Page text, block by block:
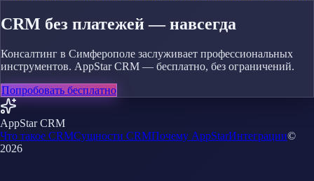
CRM без платежей — навсегда
Консалтинг в Симферополе заслуживает профессиональных
инструментов. AppStar CRM — бесплатно, без ограничений.
Попробовать бесплатно
AppStar CRM
Что такое CRMСущности CRMПочему AppStarИнтеграции©
2026